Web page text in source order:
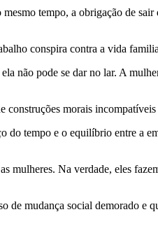
tempo, a obrigação de
conspira contra a vida
não pode se dar no lar. A
morais
do tempo e o equilíbrio entre a
mulheres. Na verdade, eles
de mudança social demorado e